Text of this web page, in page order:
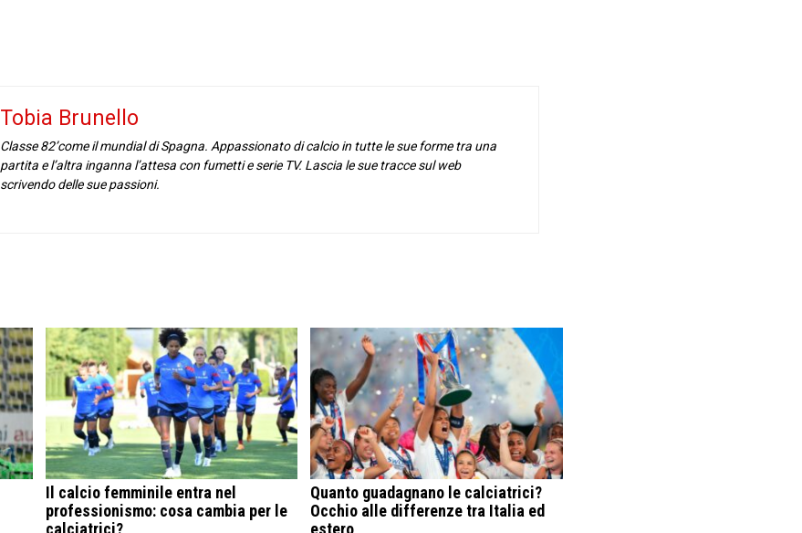
Tobia Brunello
Classe 82’come il mundial di Spagna. Appassionato di calcio in tutte le sue forme tra una
partita e l’altra inganna l’attesa con fumetti e serie TV. Lascia le sue tracce sul web
scrivendo delle sue passioni.
Il calcio femminile entra nel
professionismo: cosa cambia per le
calciatrici?
Quanto guadagnano le calciatrici?
Occhio alle differenze tra Italia ed
estero